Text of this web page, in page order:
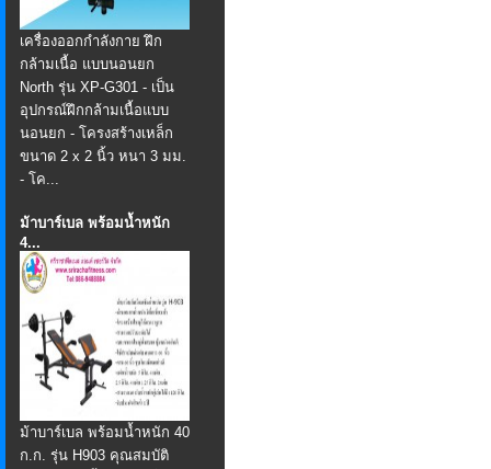
เครื่องออกกำลังกาย ฝึก
กล้ามเนื้อ แบบนอนยก
North รุ่น XP-G301 - เป็น
อุปกรณ์ฝึกกล้ามเนื้อแบบ
นอนยก - โครงสร้างเหล็ก
ขนาด 2 x 2 นิ้ว หนา 3 มม.
- โค...
ม้าบาร์เบล พร้อมน้ำหนัก
4...
ม้าบาร์เบล พร้อมน้ำหนัก 40
ก.ก. รุ่น H903 คุณสมบัติ